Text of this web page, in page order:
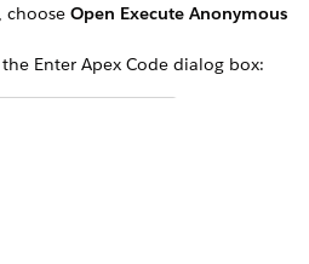
choose Open Execute Anonymous
Enter Apex Code dialog box:
to your users.